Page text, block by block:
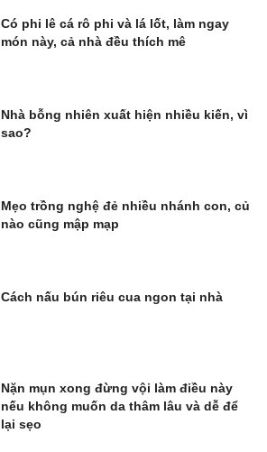
Có phi lê cá rô phi và lá lốt, làm ngay
món này, cả nhà đều thích mê
Nhà bỗng nhiên xuất hiện nhiều kiến, vì
sao?
Mẹo trồng nghệ đẻ nhiều nhánh con, củ
nào cũng mập mạp
Cách nấu bún riêu cua ngon tại nhà
Nặn mụn xong đừng vội làm điều này
nếu không muốn da thâm lâu và dễ để
lại sẹo